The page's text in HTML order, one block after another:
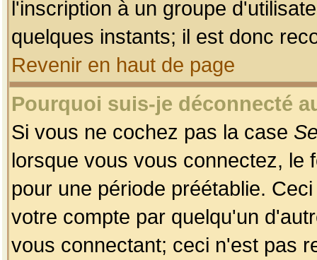
l'inscription à un groupe
quelques instants; il est donc
Revenir en haut de page
Pourquoi suis-je déconnecté
Si vous ne cochez pas la case
lorsque vous vous connectez, le
pour une période préétablie.
votre compte par quelqu'un
vous connectant; ceci n'est pas